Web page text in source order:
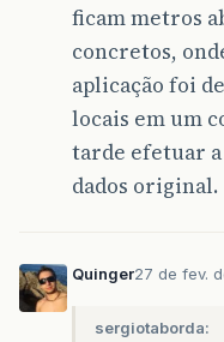
ficam metros
concretos,
aplicação foi
locais em um
tarde efetuar a
dados original.
Quinger27 de fev.
sergiotaborda: